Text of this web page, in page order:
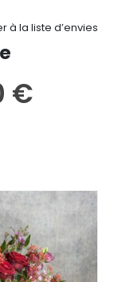
à la liste d’envies
Fête des Mères,
€